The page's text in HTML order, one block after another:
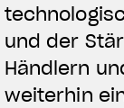
und der
Händlern
weiterhin